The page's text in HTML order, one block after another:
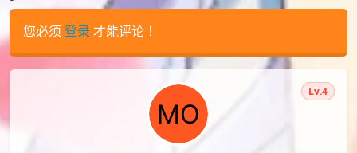
您必须登录才能评论！
monsuta
Lv.4